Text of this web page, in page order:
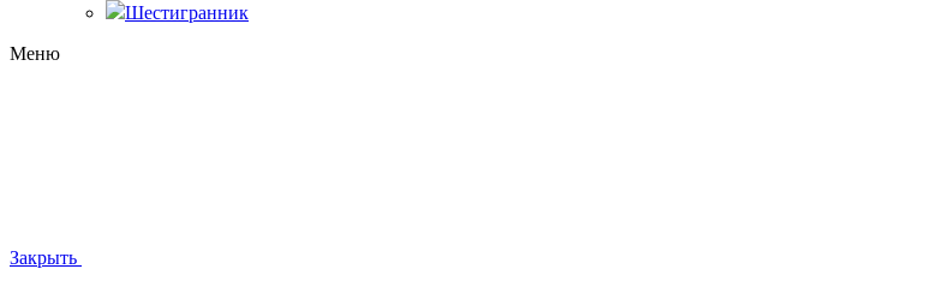
Шестигранник
Меню
Закрыть